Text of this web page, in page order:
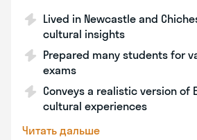
Lived in Newcastle and
cultural insights
Prepared many students for
exams
Conveys a realistic version of
cultural experiences
Читать дальше